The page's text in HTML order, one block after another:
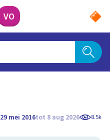
VO
29 mei 2016tot 8 aug 2026 8.5k